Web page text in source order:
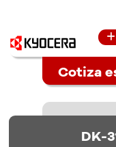
Cotiza
DK-